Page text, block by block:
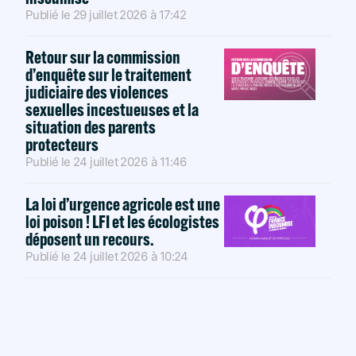
Publié le 29 juillet 2026 à 17:42
Retour sur la commission
d’enquête sur le traitement
judiciaire des violences
sexuelles incestueuses et la
situation des parents
protecteurs
Publié le 24 juillet 2026 à 11:46
La loi d’urgence agricole est une
loi poison ! LFI et les écologistes
déposent un recours.
Publié le 24 juillet 2026 à 10:24